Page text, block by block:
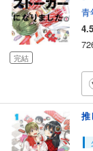
完結
青
4.5
推